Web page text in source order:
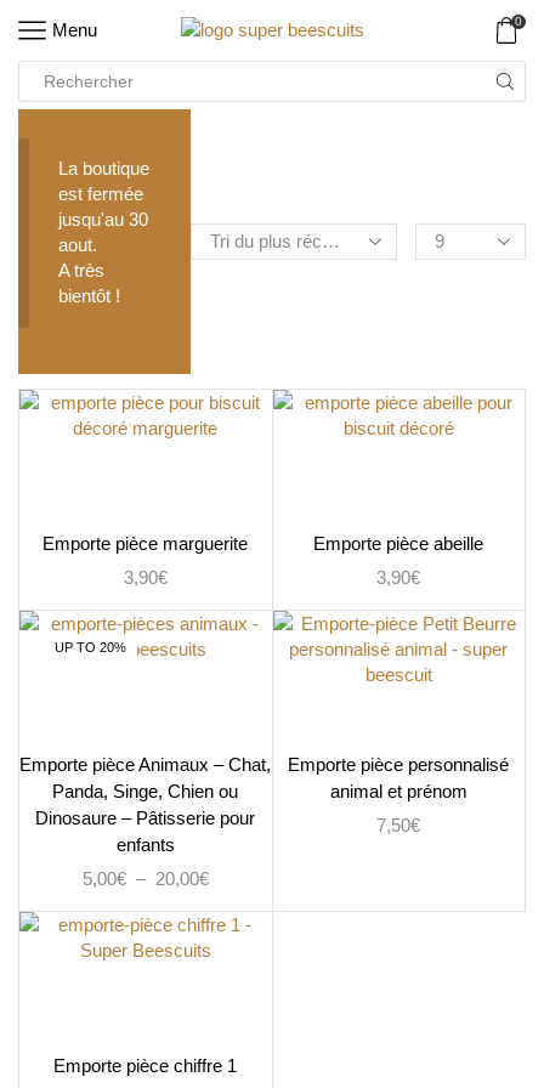
Menu 0
La boutique
est fermée
jusqu'au 30
aout.
A très
bientôt !
Emporte pièce marguerite
3,90€
Emporte pièce abeille
3,90€
UP TO 20%
Emporte pièce Animaux – Chat,
Panda, Singe, Chien ou
Dinosaure – Pâtisserie pour
enfants
5,00€ – 20,00€
Emporte pièce personnalisé
animal et prénom
7,50€
Emporte pièce chiffre 1